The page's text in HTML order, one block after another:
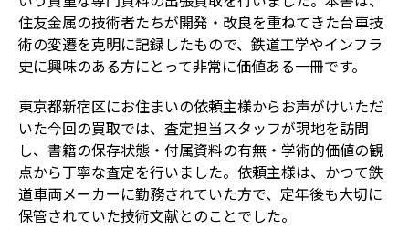
住友金属の技術者たちが開発・改良を重ねてきた台車技
術の変遷を克明に記録したもので、鉄道工学やインフラ
史に興味のある方にとって非常に価値ある一冊です。
東京都新宿区にお住まいの依頼主様からお声がけいただ
いた今回の買取では、査定担当スタッフが現地を訪問
し、書籍の保存状態・付属資料の有無・学術的価値の観
点から丁寧な査定を行いました。依頼主様は、かつて鉄
道車両メーカーに勤務されていた方で、定年後も大切に
保管されていた技術文献とのことでした。